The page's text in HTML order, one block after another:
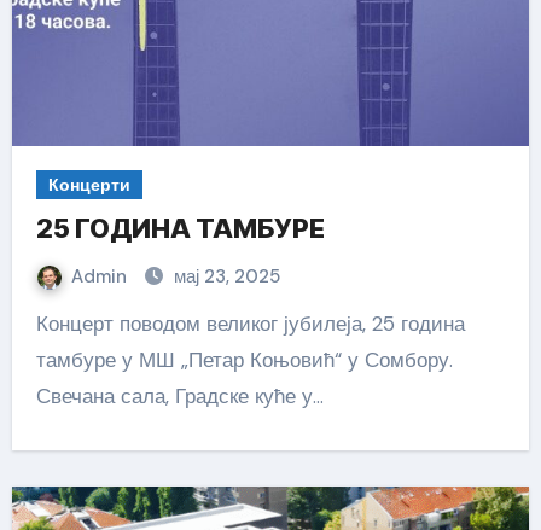
Концерти
25 ГОДИНА ТАМБУРЕ
Admin мај 23, 2025
Концерт поводом великог јубилеја, 25 година
тамбуре у МШ „Петар Коњовић“ у Сомбору.
Свечана сала, Градске куће у…